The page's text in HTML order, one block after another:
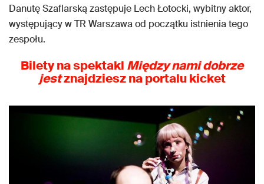
Danutę Szaflarską zastępuje Lech Łotocki, wybitny aktor,
występujący w TR Warszawa od początku istnienia tego
zespołu.
Bilety na spektakl Między nami dobrze
jestznajdziesz na portalu kicket